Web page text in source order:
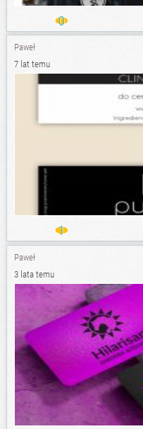
0
Paweł
7 lat temu
1
Paweł
3 lata temu